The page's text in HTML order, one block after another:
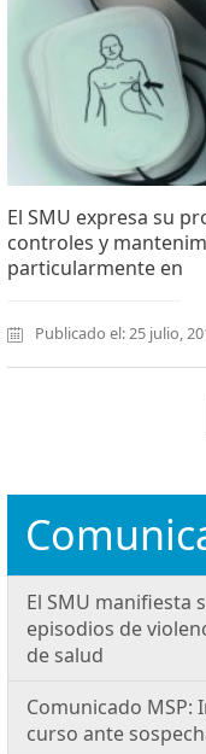
El SMU expresa su
controles y
particularmente en
Publicado el: 25 julio,
El SMU manifiesta
episodios de
de salud
Comunicado MSP:
curso ante